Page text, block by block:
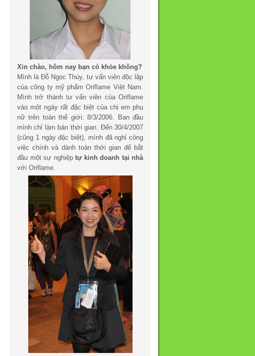
Xin chào, hôm nay bạn có khỏe không?
Mình là Đỗ Ngọc Thúy, tư vấn viên độc lập
của công ty mỹ phẩm Oriflame Việt Nam.
Mình trở thành tư vấn viên của Oriflame
vào một ngày rất đặc biệt của chị em phụ
nữ trên toàn thế giới: 8/3/2006. Ban đầu
mình chỉ làm bán thời gian. Đến 30/4/2007
(cũng 1 ngày đặc biệt), mình đã nghỉ công
việc chính và dành toàn thời gian để bắt
đầu một sự nghiệp tự kinh doanh tại nhà
với Oriflame.